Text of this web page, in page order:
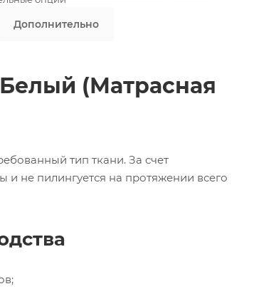
Дополнительно
Белый (Матрасная
тип ткани. За счет
и не пилингуется на протяжении всего